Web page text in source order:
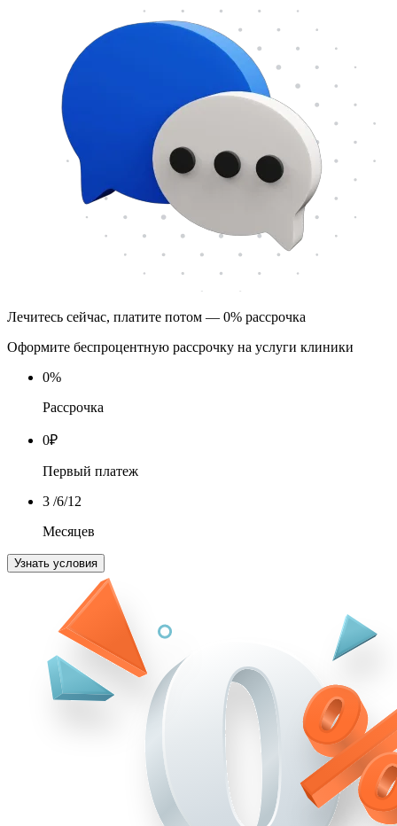
Лечитесь сейчас, платите потом — 0% рассрочка
Оформите беспроцентную рассрочку на услуги клиники
0%
Рассрочка
0₽
Первый платеж
3 /6/12
Месяцев
Узнать условия